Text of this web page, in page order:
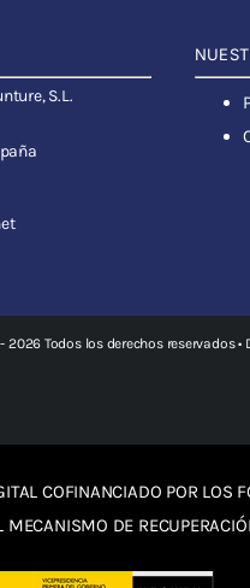
S.L.
2026 Todos los derechos reservados •
COFINANCIADO POR LOS
MECANISMO DE